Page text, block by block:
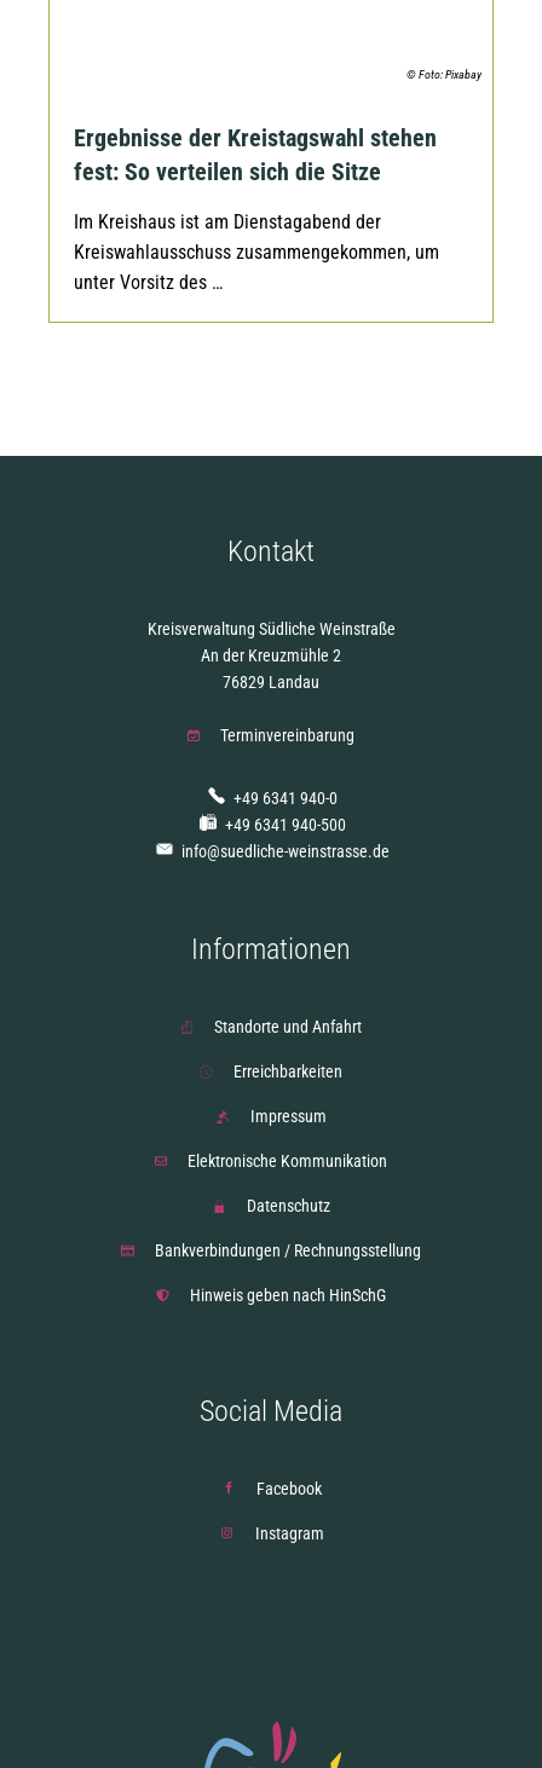
© Foto: Pixabay
Ergebnisse der Kreistagswahl stehen
fest: So verteilen sich die Sitze
Im Kreishaus ist am Dienstagabend der
Kreiswahlausschuss zusammengekommen, um
unter Vorsitz des …
Kontakt
Kreisverwaltung Südliche Weinstraße
An der Kreuzmühle 2
76829 Landau
Terminvereinbarung
+49 6341 940-0
+49 6341 940-500
info@suedliche-weinstrasse.de
Informationen
Standorte und Anfahrt
Erreichbarkeiten
Impressum
Elektronische Kommunikation
Datenschutz
Bankverbindungen / Rechnungsstellung
Hinweis geben nach HinSchG
Social Media
Facebook
Instagram